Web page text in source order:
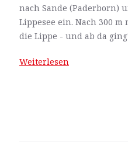
nach Sande (Paderborn)
Lippesee ein. Nach 300
die Lippe - und ab da
Weiterlesen